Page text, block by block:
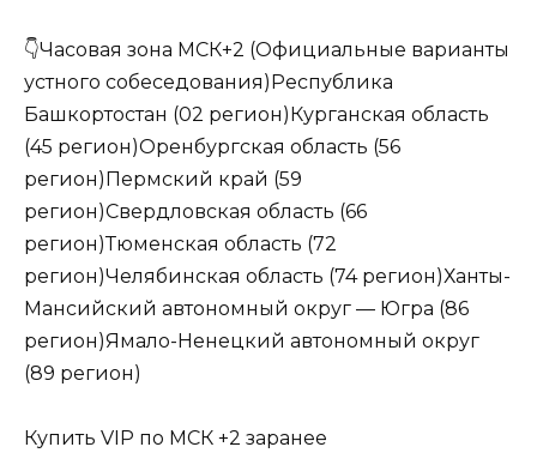
👇Часовая зона МСК+2 (Официальные варианты
устного собеседования)Республика
Башкортостан (02 регион)Курганская область
(45 регион)Оренбургская область (56
регион)Пермский край (59
регион)Свердловская область (66
регион)Тюменская область (72
регион)Челябинская область (74 регион)Ханты-
Мансийский автономный округ — Югра (86
регион)Ямало-Ненецкий автономный округ
(89 регион)
Купить VIP по МСК +2 заранее